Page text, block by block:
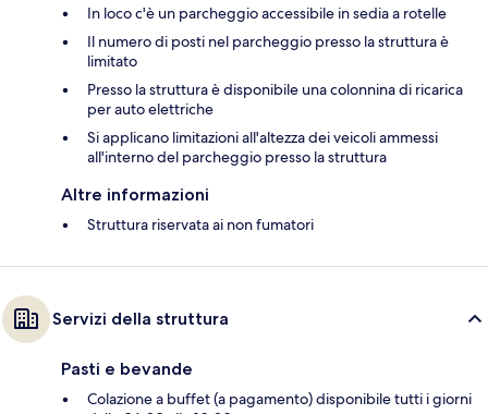
In loco c'è un parcheggio accessibile in sedia a rotelle
Il numero di posti nel parcheggio presso la struttura è
limitato
Presso la struttura è disponibile una colonnina di ricarica
per auto elettriche
Si applicano limitazioni all'altezza dei veicoli ammessi
all'interno del parcheggio presso la struttura
Altre informazioni
Struttura riservata ai non fumatori
Servizi della struttura
Pasti e bevande
Colazione a buffet (a pagamento) disponibile tutti i giorni